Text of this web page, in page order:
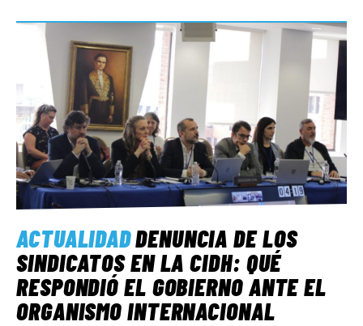
ACTUALIDADDENUNCIA DE LOS
SINDICATOS EN LA CIDH: QUÉ
RESPONDIÓ EL GOBIERNO ANTE EL
ORGANISMO INTERNACIONAL